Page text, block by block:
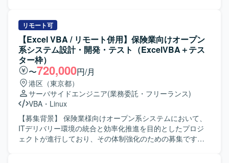
実務的に高めることができます。クラウド基盤更改に伴う
既存資産の移行やPoC後の改修に携わることで、基盤更改
プロジェクトの流れやトラブルシュートのノウハウも習得
していただけます。 【開発環境】 Java／Springを用いた書
店返品WEBシステムの既存環境上での開発および改修作業
を行っていただきます。帳票テンプレート改修やWARデプ
ロイ、テスト工程などを通じて、既存アプリケーションの
保守開発に近い環境で作業していただきます。
築を行っていただきます。 RADIUS / LDAPを用いたユーザ
ー・端末認証基盤の設計・構築を実施していただきます。
安全な無線LAN（Wi-Fi）環境の設計・構築および電波・ア
クセス制御の検討・実装を行っていただきます。 Linux /
Windowsサーバー上でのログ調査、証明書設定、認証連携
に伴う各種設定・検証作業を担当していただきます。 プロ
ジェクトに伴う設計書、パラメータシート、テスト仕様書
などの技術ドキュメントを作成していただきます。 【求め
る人物像】 認証や証明書、ネットワークポリシー制御に強
みを持ち、高い専門性を活かして主体的に設計・構築をリ
ードしていただける方を求めています。 【ポジションの魅
力】 中央省庁向けの重要度が高い大規模ネットワーク認証
リモート可
【Excel VBA / リモート併用】保険業向けオープン
系システム設計・開発・テスト（ExcelVBA＋テス
ター枠）
〜720,000円/月
港区（東京都）
サーバサイドエンジニア(業務委託・フリーランス)
VBA ・ Linux
【募集背景】 保険業様向けオープン系システムにおいて、
ITデリバリー環境の統合と効率化推進を目的としたプロジ
ェクトが進行しており、その体制強化のための募集です。